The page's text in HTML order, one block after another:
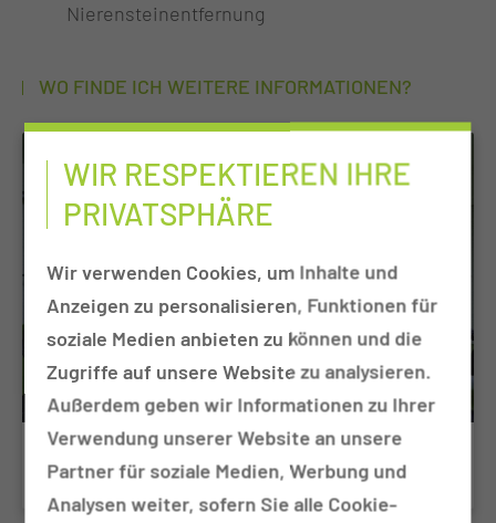
Nierensteinentfernung
WO FINDE ICH WEITERE INFORMATIONEN?
Onkologische Trainingstherapie
WIR RESPEKTIEREN IHRE
PRIVATSPHÄRE
Wir verwenden Cookies, um Inhalte und
Anzeigen zu personalisieren, Funktionen für
soziale Medien anbieten zu können und die
Zugriffe auf unsere Website zu analysieren.
Außerdem geben wir Informationen zu Ihrer
Verwendung unserer Website an unsere
Partner für soziale Medien, Werbung und
Analysen weiter, sofern Sie alle Cookie-